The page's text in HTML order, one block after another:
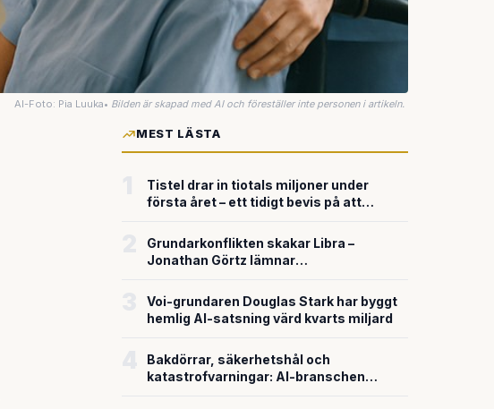
AI-Foto: Pia Luuka• Bilden är skapad med AI och föreställer inte personen i artikeln.
MEST LÄSTA
Tistel drar in tiotals miljoner under
första året – ett tidigt bevis på att
försvarsteknik
Grundarkonflikten skakar Libra –
Jonathan Görtz lämnar
miljardvärderingen
Voi-grundaren Douglas Stark har byggt
hemlig AI-satsning värd kvarts miljard
Bakdörrar, säkerhetshål och
katastrofvarningar: AI-branschen